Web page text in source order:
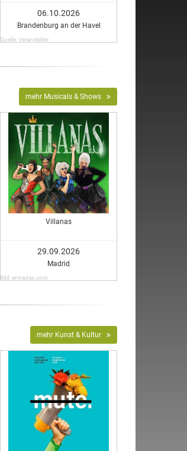
06.10.2026
Brandenburg an der Havel
Quelle: Veranstalter
mehr Musicals & Shows
Villanas
29.09.2026
Madrid
Bild: entradas.com
mehr Kunst & Kultur